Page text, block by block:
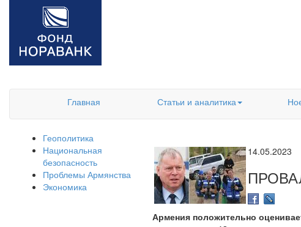
Главная
Статьи и аналитика
Геополитика
Национальная
безопасность
Проблемы Армянства
Экономика
14.05.2023
Армения положительно